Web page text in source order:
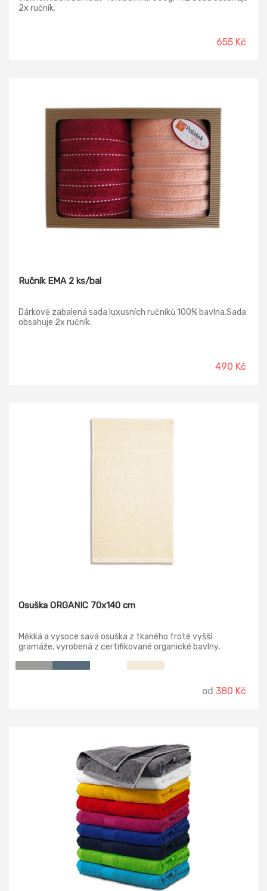
2x ručník.
655 Kč
Ručník EMA 2 ks/bal
Dárkově zabalená sada luxusních ručníků 100% bavlna.Sada
obsahuje 2x ručník.
490 Kč
Osuška ORGANIC 70x140 cm
Měkká a vysoce savá osuška z tkaného froté vyšší
gramáže, vyrobená z certifikované organické bavlny,
od 380 Kč